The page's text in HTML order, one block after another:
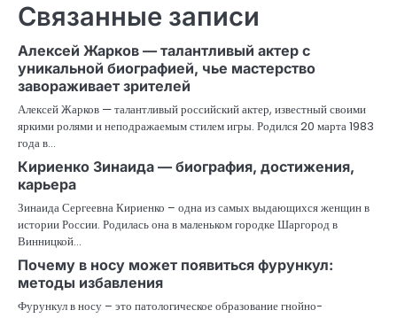
Связанные записи
Алексей Жарков — талантливый актер с
уникальной биографией, чье мастерство
завораживает зрителей
Алексей Жарков — талантливый российский актер, известный своими
яркими ролями и неподражаемым стилем игры. Родился 20 марта 1983
года в…
Кириенко Зинаида — биография, достижения,
карьера
Зинаида Сергеевна Кириенко – одна из самых выдающихся женщин в
истории России. Родилась она в маленьком городке Шаргород в
Винницкой…
Почему в носу может появиться фурункул:
методы избавления
Фурункул в носу – это патологическое образование гнойно-